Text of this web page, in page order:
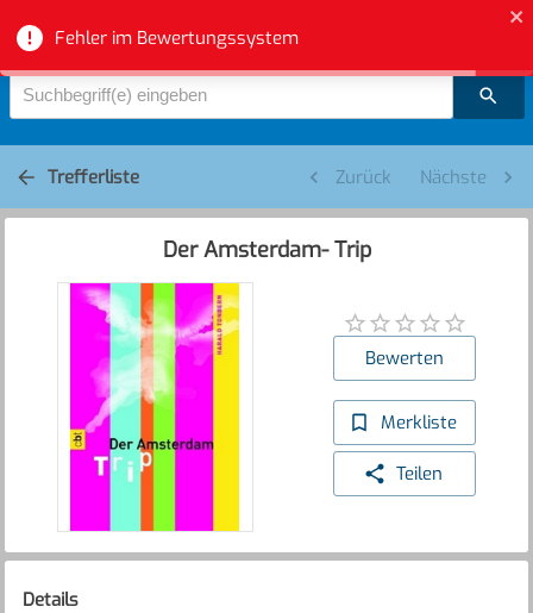
Fehler im Bewertungssystem
Bibliotheksverbund Aargau - Suche
Suchbegriff(e) eingeben
Trefferliste Zurück Nächste
Der Amsterdam- Trip
Bewerten
Merkliste
Teilen
Details